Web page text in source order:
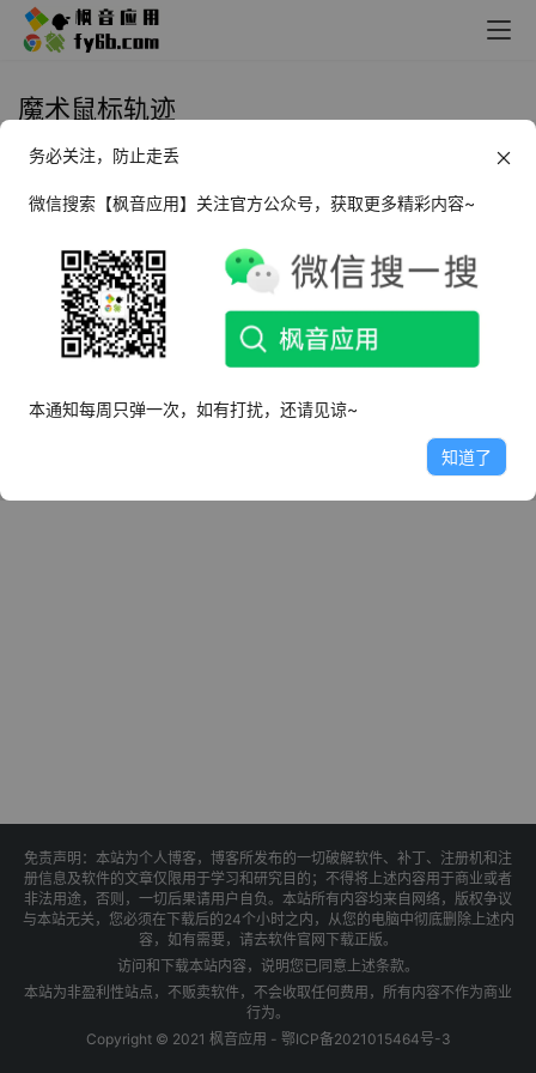
魔术鼠标轨迹
Windows MagicMouseTrails 魔术
鼠标轨迹_v3.96 绿色便携版
2024年6月24日
免责声明：本站为个人博客，博客所发布的一切破解软件、补丁、注册机和注
册信息及软件的文章仅限用于学习和研究目的；不得将上述内容用于商业或者
非法用途，否则，一切后果请用户自负。本站所有内容均来自网络，版权争议
与本站无关，您必须在下载后的24个小时之内，从您的电脑中彻底删除上述内
容，如有需要，请去软件官网下载正版。
访问和下载本站内容，说明您已同意上述条款。
本站为非盈利性站点，不贩卖软件，不会收取任何费用，所有内容不作为商业
行为。
Copyright © 2021 枫音应用 - 鄂ICP备2021015464号-3
务必关注，防止走丢
微信搜索【枫音应用】关注官方公众号，获取更多精彩内容~
本通知每周只弹一次，如有打扰，还请见谅~
知道了